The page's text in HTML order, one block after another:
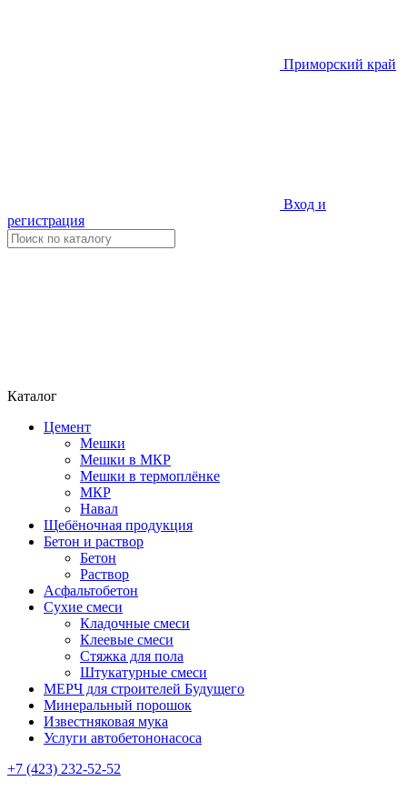
Приморский край
Вход и
регистрация
Каталог
Цемент
Мешки
Мешки в МКР
Мешки в термоплёнке
МКР
Навал
Щебёночная продукция
Бетон и раствор
Бетон
Раствор
Асфальтобетон
Сухие смеси
Кладочные смеси
Клеевые смеси
Стяжка для пола
Штукатурные смеси
МЕРЧ для строителей Будущего
Минеральный порошок
Известняковая мука
Услуги автобетононасоса
+7 (423) 232-52-52